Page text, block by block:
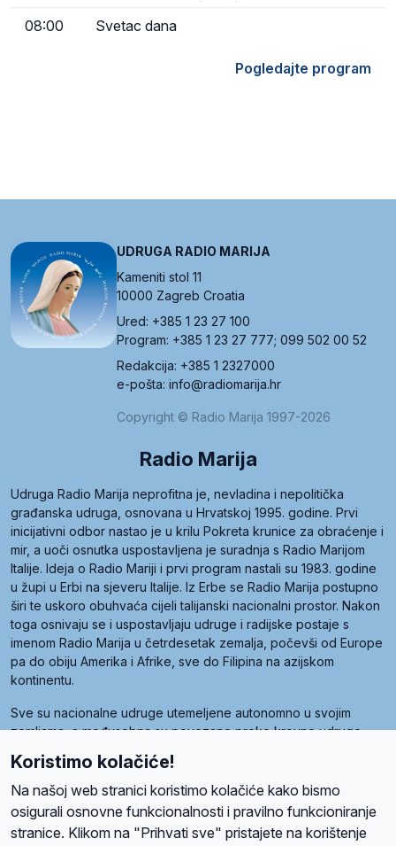
08:00 Svetac dana
Pogledajte program
UDRUGA RADIO MARIJA
Kameniti stol 11
10000 Zagreb Croatia
Ured: +385 1 23 27 100
Program: +385 1 23 27 777; 099 502 00 52
Redakcija: +385 1 2327000
e-pošta: info@radiomarija.hr
Copyright © Radio Marija 1997-2026
Radio Marija
Udruga Radio Marija neprofitna je, nevladina i nepolitička
građanska udruga, osnovana u Hrvatskoj 1995. godine. Prvi
inicijativni odbor nastao je u krilu Pokreta krunice za obraćenje i
mir, a uoči osnutka uspostavljena je suradnja s Radio Marijom
Italije. Ideja o Radio Mariji i prvi program nastali su 1983. godine
u župi u Erbi na sjeveru Italije. Iz Erbe se Radio Marija postupno
širi te uskoro obuhvaća cijeli talijanski nacionalni prostor. Nakon
toga osnivaju se i uspostavljaju udruge i radijske postaje s
imenom Radio Marija u četrdesetak zemalja, počevši od Europe
pa do obiju Amerika i Afrike, sve do Filipina na azijskom
kontinentu.
Sve su nacionalne udruge utemeljene autonomno u svojim
zemljama, a međusobna su povezane preko krovne udruge
Radio Maria). Svjetsku obitelj utemeljilo je sedam članica, među
kojima je i hrvatska Udruga Radio Marija.
Koristimo kolačiće!
Na našoj web stranici koristimo kolačiće kako bismo
osigurali osnovne funkcionalnosti i pravilno funkcioniranje
stranice. Klikom na "Prihvati sve" pristajete na korištenje